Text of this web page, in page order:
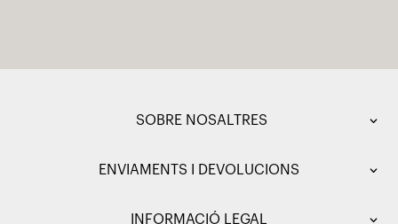
SOBRE NOSALTRES
ENVIAMENTS I DEVOLUCIONS
INFORMACIÓ LEGAL